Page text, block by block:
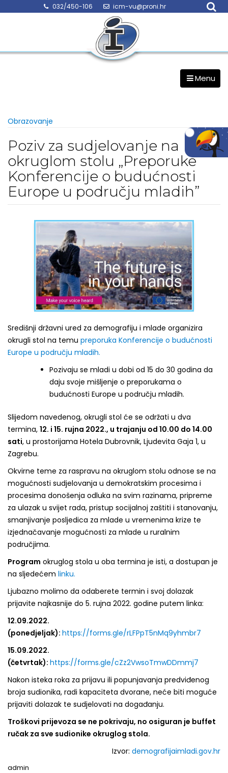
032/450-106 icm-vu@proni.hr
Menu
Obrazovanje
Poziv za sudjelovanje na
okruglom stolu „Preporuke
Konferencije o budućnosti
Europe u području mladih”
Središnji državni ured za demografiju i mlade organizira
okrugli stol na temu preporuka Konferencije o budućnosti
Europe u području mladih.
Pozivaju se mladi u dobi od 15 do 30 godina da
daju svoje mišljenje o preporukama o
budućnosti Europe u području mladih.
Slijedom navedenog, okrugli stol će se održati u dva
termina, 12. i 15. rujna 2022., u trajanju od 10.00 do 14.00
sati, u prostorijama Hotela Dubrovnik, Ljudevita Gaja 1, u
Zagrebu.
Okvirne teme za raspravu na okruglom stolu odnose se na
mogućnosti sudjelovanja u demokratskim procesima i
procesima donošenja odluka na svim razinama, pripreme
za ulazak u svijet rada, pristup socijalnoj zaštiti i stanovanju,
smanjivanje posljedica za mlade u vremenima krize te
izjednačavanje mogućnosti za mlade u ruralnim
područjima.
Program okruglog stola u oba termina je isti, a dostupan je
na sljedećem linku.
Ljubazno molimo da odaberete termin i svoj dolazak
prijavite najkasnije do 5. rujna 2022. godine putem linka:
12.09.2022.
(ponedjeljak): https://forms.gle/rLFPpT5nMq9yhmbr7
15.09.2022.
(četvrtak): https://forms.gle/cZz2VwsoTmwDDmmj7
Nakon isteka roka za prijavu ili popunjavanja predviđenog
broja sudionika, radi kapaciteta dvorane, neće biti moguće
prijaviti dolazak te sudjelovati na događanju.
Troškovi prijevoza se ne pokrivaju, no osiguran je buffet
ručak za sve sudionike okruglog stola.
Izvor: demografijaimladi.gov.hr
admin